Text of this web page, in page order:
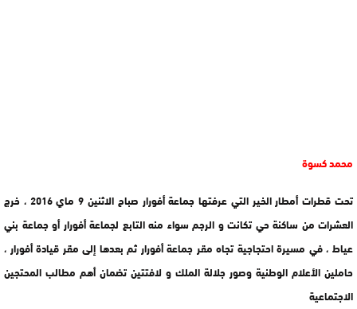
محمد كسوة
تحت قطرات أمطار الخير التي عرفتها جماعة أفورار صباح الاثنين 9 ماي 2016 ، خرج
العشرات من ساكنة حي تكانت و الرجم سواء منه التابع لجماعة أفورار أو جماعة بني
عياط ، في مسيرة احتجاجية تجاه مقر جماعة أفورار ثم بعدها إلى مقر قيادة أفورار ،
حاملين الأعلام الوطنية وصور جلالة الملك و لافتتين تضمان أهم مطالب المحتجين
الاجتماعية